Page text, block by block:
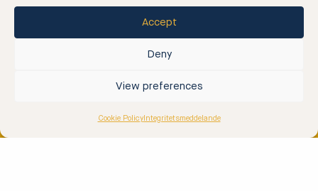
Accept
Deny
View preferences
Cookie PolicyIntegritetsmeddelande